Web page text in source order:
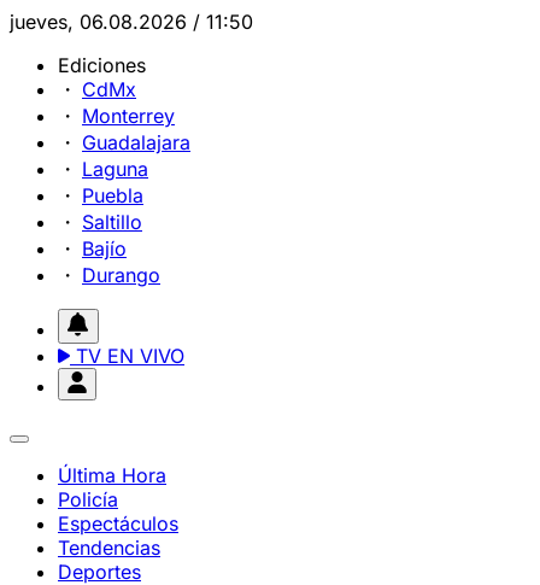
jueves, 06.08.2026 / 11:50
Ediciones
CdMx
Monterrey
Guadalajara
Laguna
Puebla
Saltillo
Bajío
Durango
TV EN VIVO
Última Hora
Policía
Espectáculos
Tendencias
Deportes